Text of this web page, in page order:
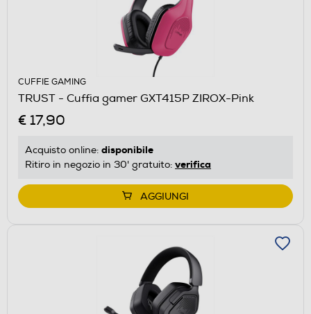
CUFFIE GAMING
TRUST - Cuffia gamer GXT415P ZIROX-Pink
€ 17,90
Acquisto online: disponibile
Ritiro in negozio in 30' gratuito: verifica
AGGIUNGI